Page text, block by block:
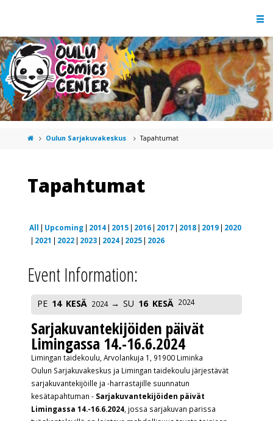
Oulun Sarjakuvakeskus Tapahtumat
Tapahtumat
All Upcoming 2014 2015 2016 2017 2018 2019
2020
2021
2022 2023 2024 2025 2026
Event Information:
PE 14 KESÄ 2024 SU 16 KESÄ 2024
Sarjakuvantekijöiden päivät
Limingassa 14.-16.6.2024
Limingan taidekoulu, Arvolankuja 1, 91900 Liminka
Oulun Sarjakuvakeskus ja Limingan taidekoulu järjestävät
sarjakuvantekijöille ja -harrastajille suunnatun
kesätapahtuman - Sarjakuvantekijöiden päivät
Limingassa 14.-16.6.2024, jossa sarjakuvan parissa